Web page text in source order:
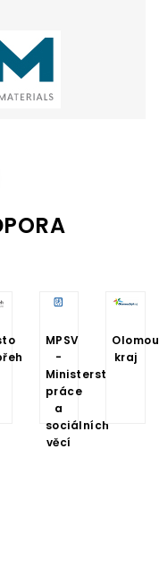
MPSV
-
Ministerstvo
práce
a
sociálních
věcí
kraj